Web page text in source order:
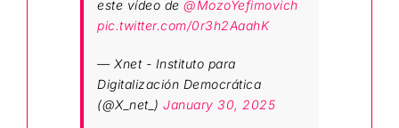
este vídeo de@MozoYefimovich
pic.twitter.com/0r3h2AaahK
— Xnet - Instituto para
Digitalización Democrática
(@X_net_)January 30, 2025